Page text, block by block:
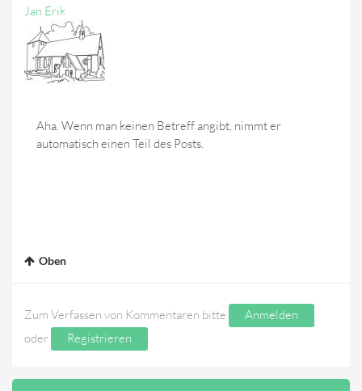
Jan Erik
Aha. Wenn man keinen Betreff angibt, nimmt er
automatisch einen Teil des Posts.
Oben
Zum Verfassen von Kommentaren bitte
Anmelden
oder
Registrieren .